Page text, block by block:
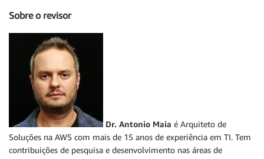
Sobre o revisor
Dr. Antonio Maia é Arquiteto de
Soluções na AWS com mais de 15 anos de experiência em TI. Tem
contribuições de pesquisa e desenvolvimento nas áreas de